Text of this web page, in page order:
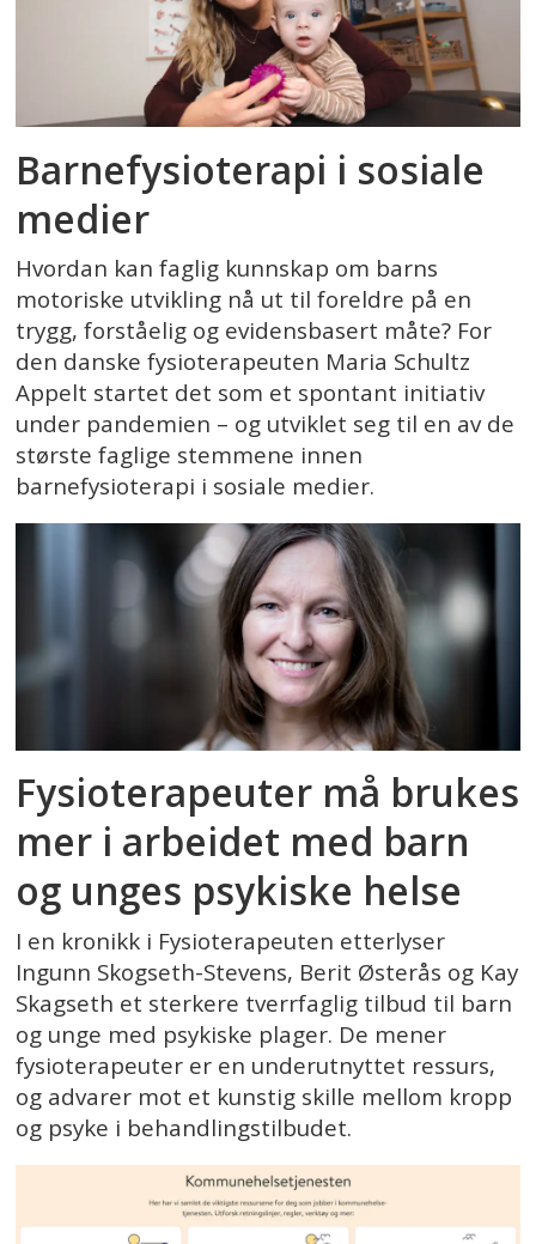
Barnefysioterapi i sosiale
medier
Hvordan kan faglig kunnskap om barns
motoriske utvikling nå ut til foreldre på en
trygg, forståelig og evidensbasert måte? For
den danske fysioterapeuten Maria Schultz
Appelt startet det som et spontant initiativ
under pandemien – og utviklet seg til en av de
største faglige stemmene innen
barnefysioterapi i sosiale medier.
Fysioterapeuter må brukes
mer i arbeidet med barn
og unges psykiske helse
I en kronikk i Fysioterapeuten etterlyser
Ingunn Skogseth-Stevens, Berit Østerås og Kay
Skagseth et sterkere tverrfaglig tilbud til barn
og unge med psykiske plager. De mener
fysioterapeuter er en underutnyttet ressurs,
og advarer mot et kunstig skille mellom kropp
og psyke i behandlingstilbudet.